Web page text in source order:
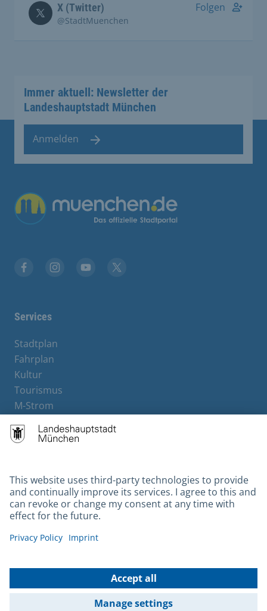
X (Twitter)
@StadtMuenchen
Folgen
Immer aktuell: Newsletter der
Landeshauptstadt München
Anmelden
Übergreifende Links
Services
Stadtplan
Fahrplan
Kultur
Tourismus
M-Strom
Hotels
Contact
Barrierefreiheit
Leichte Sprache
Gebärdensprache
Kontakt